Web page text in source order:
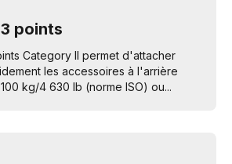
points
Category II permet d'attacher
les accessoires à l'arrière
kg/4 630 lb (norme ISO) ou...